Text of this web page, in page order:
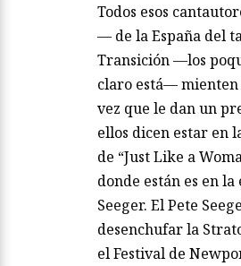
Todos esos
— de la España del
Transición —los
claro está—
vez que le dan un
ellos dicen estar en
de “Just Like a
donde están es en la
Seeger. El Pete
desenchufar la
el Festival de